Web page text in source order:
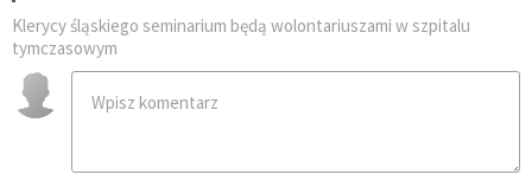
Klerycy śląskiego seminarium będą wolontariuszami w szpitalu
tymczasowym